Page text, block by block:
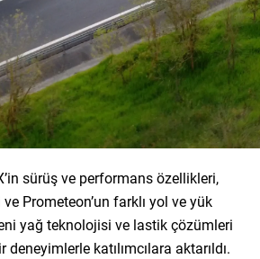
sürüş ve performans özellikleri,
Prometeon’un farklı yol ve yük
yağ teknolojisi ve lastik çözümleri
katılımcılara aktarıldı.